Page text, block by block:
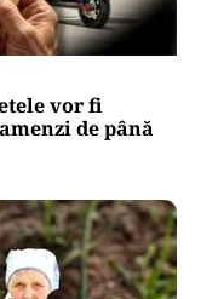
vor fi
de până